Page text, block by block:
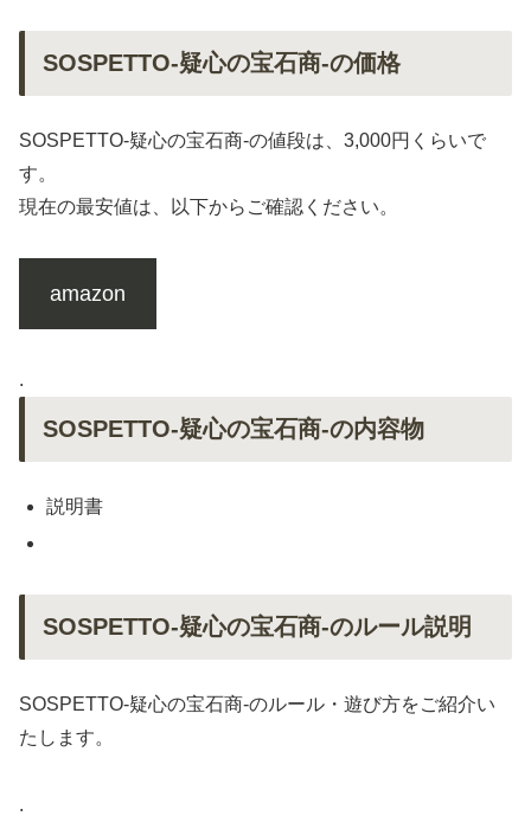
SOSPETTO-疑心の宝石商-の価格
SOSPETTO-疑心の宝石商-の値段は、3,000円くらいで
す。
現在の最安値は、以下からご確認ください。
amazon
.
SOSPETTO-疑心の宝石商-の内容物
説明書
SOSPETTO-疑心の宝石商-のルール説明
SOSPETTO-疑心の宝石商-のルール・遊び方をご紹介い
たします。
.